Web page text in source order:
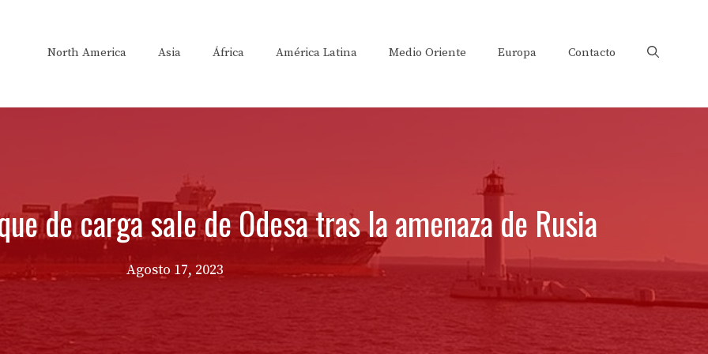
North America Asia África América Latina Medio Oriente Europa Contacto
de carga sale de Odesa tras la amenaza de Rusia
Agosto 17, 2023